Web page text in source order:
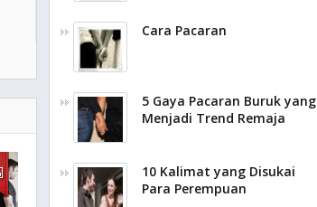
Cara Pacaran
5 Gaya Pacaran Buruk yang
Menjadi Trend Remaja
10 Kalimat yang Disukai
Para Perempuan